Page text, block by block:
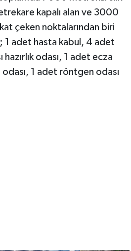
kapalı alan ve 3000
çeken noktalarından biri
1 adet hasta kabul, 4 adet
odası, 1 adet ecza
1 adet röntgen odası